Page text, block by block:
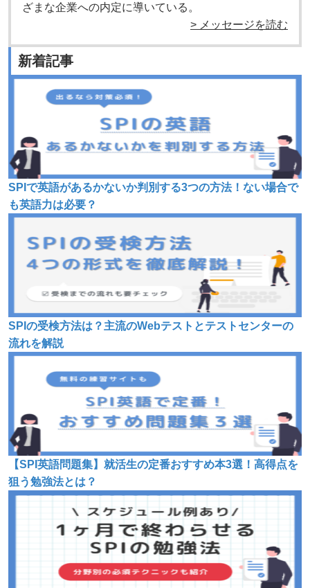
ざまな企業への内定に導いている。
> メッセージを読む
新着記事
SPIで英語があるかないか判別する3つの方法！ない場合で
も英語力は必要？
SPIの受検方法は？主流のWebテストとテストセンターの
流れを解説
【SPI英語問題集】就活生の定番おすすめ本3選！高得点を
狙う勉強法とは？